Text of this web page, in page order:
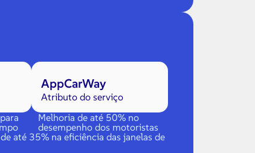
AppCarWay
Atributo do serviço
Melhoria de até 50% no
desempenho dos motoristas
até 35% na eficiência das janelas de